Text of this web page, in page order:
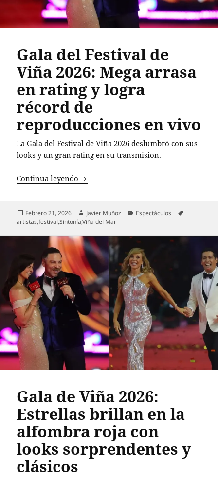
Gala del Festival de
Viña 2026: Mega arrasa
en rating y logra
récord de
reproducciones en vivo
La Gala del Festival de Viña 2026 deslumbró con sus
looks y un gran rating en su transmisión.
Continua leyendo Gala del Festival de Viña 2026: Mega
Publicado
el
Febrero 21, 2026 Autor
Javier Muñoz Categorías
Espectáculos
artistas,festival,Sintonía,Viña del Mar
Gala de Viña 2026:
Estrellas brillan en la
alfombra roja con
looks sorprendentes y
clásicos